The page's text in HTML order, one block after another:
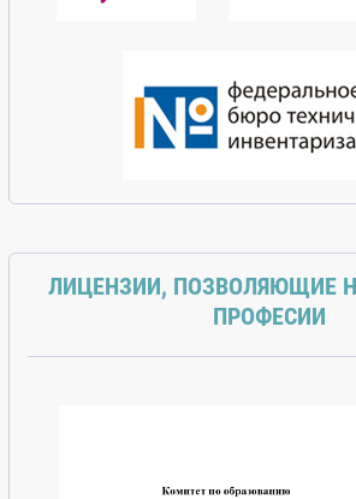
ЛИЦЕНЗИИ, ПОЗВОЛЯЮЩИЕ
ПРОФЕСИИ